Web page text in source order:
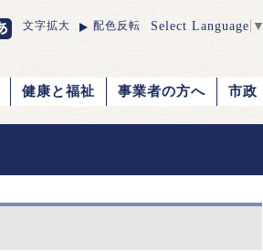
文字拡大 配色反転 Select Language ▼
健康と福祉 事業者の方へ 市政